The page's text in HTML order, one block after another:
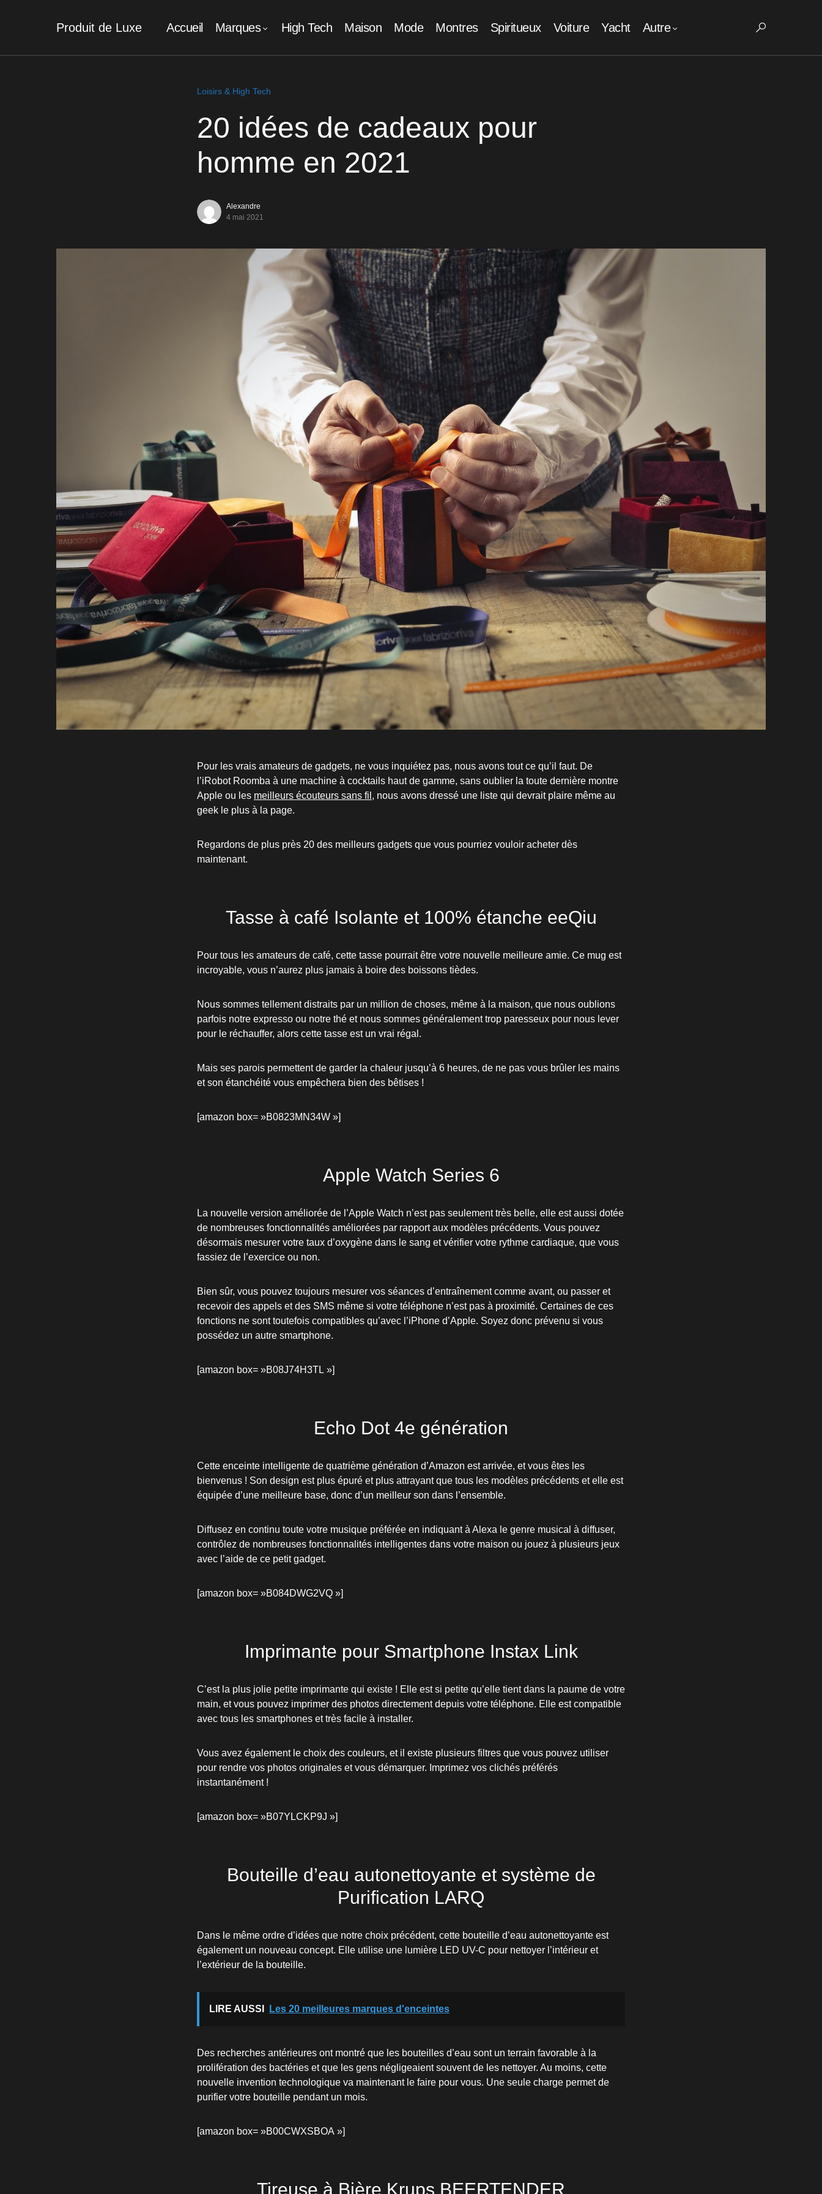
Produit de Luxe Accueil Marques High Tech Maison Mode Montres Spiritueux Voiture Yacht Autre
Loisirs & High Tech
20 idées de cadeaux pour
homme en 2021
Alexandre
4 mai 2021
Pour les vrais amateurs de gadgets, ne vous inquiétez pas, nous avons tout ce qu’il faut. De
l’iRobot Roomba à une machine à cocktails haut de gamme, sans oublier la toute dernière montre
Apple ou les meilleurs écouteurs sans fil , nous avons dressé une liste qui devrait plaire même au
geek le plus à la page.
Regardons de plus près 20 des meilleurs gadgets que vous pourriez vouloir acheter dès
maintenant.
Tasse à café Isolante et 100% étanche eeQiu
Pour tous les amateurs de café, cette tasse pourrait être votre nouvelle meilleure amie. Ce mug est
incroyable, vous n’aurez plus jamais à boire des boissons tièdes.
Nous sommes tellement distraits par un million de choses, même à la maison, que nous oublions
parfois notre expresso ou notre thé et nous sommes généralement trop paresseux pour nous lever
pour le réchauffer, alors cette tasse est un vrai régal.
Mais ses parois permettent de garder la chaleur jusqu’à 6 heures, de ne pas vous brûler les mains
et son étanchéité vous empêchera bien des bêtises !
[amazon box= »B0823MN34W »]
Apple Watch Series 6
La nouvelle version améliorée de l’Apple Watch n’est pas seulement très belle, elle est aussi dotée
de nombreuses fonctionnalités améliorées par rapport aux modèles précédents. Vous pouvez
désormais mesurer votre taux d’oxygène dans le sang et vérifier votre rythme cardiaque, que vous
fassiez de l’exercice ou non.
Bien sûr, vous pouvez toujours mesurer vos séances d’entraînement comme avant, ou passer et
recevoir des appels et des SMS même si votre téléphone n’est pas à proximité. Certaines de ces
fonctions ne sont toutefois compatibles qu’avec l’iPhone d’Apple. Soyez donc prévenu si vous
possédez un autre smartphone.
[amazon box= »B08J74H3TL »]
Echo Dot 4e génération
Cette enceinte intelligente de quatrième génération d’Amazon est arrivée, et vous êtes les
bienvenus ! Son design est plus épuré et plus attrayant que tous les modèles précédents et elle est
équipée d’une meilleure base, donc d’un meilleur son dans l’ensemble.
Diffusez en continu toute votre musique préférée en indiquant à Alexa le genre musical à diffuser,
contrôlez de nombreuses fonctionnalités intelligentes dans votre maison ou jouez à plusieurs jeux
avec l’aide de ce petit gadget.
[amazon box= »B084DWG2VQ »]
Imprimante pour Smartphone Instax Link
C’est la plus jolie petite imprimante qui existe ! Elle est si petite qu’elle tient dans la paume de votre
main, et vous pouvez imprimer des photos directement depuis votre téléphone. Elle est compatible
avec tous les smartphones et très facile à installer.
Vous avez également le choix des couleurs, et il existe plusieurs filtres que vous pouvez utiliser
pour rendre vos photos originales et vous démarquer. Imprimez vos clichés préférés
instantanément !
[amazon box= »B07YLCKP9J »]
Bouteille d’eau autonettoyante et système de
Purification LARQ
Dans le même ordre d’idées que notre choix précédent, cette bouteille d’eau autonettoyante est
également un nouveau concept. Elle utilise une lumière LED UV-C pour nettoyer l’intérieur et
l’extérieur de la bouteille.
LIRE AUSSI Les 20 meilleures marques d'enceintes
Des recherches antérieures ont montré que les bouteilles d’eau sont un terrain favorable à la
prolifération des bactéries et que les gens négligeaient souvent de les nettoyer. Au moins, cette
nouvelle invention technologique va maintenant le faire pour vous. Une seule charge permet de
purifier votre bouteille pendant un mois.
[amazon box= »B00CWXSBOA »]
Tireuse à Bière Krups BEERTENDER